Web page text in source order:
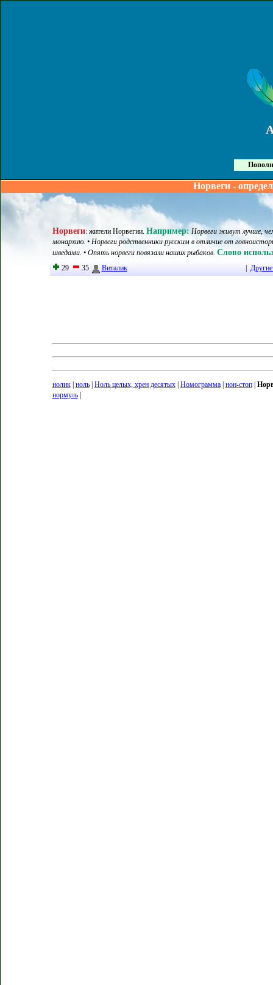
Норвеги -
Норвеги: жители Норвегии. Например: Норвеги живут лучше,
монархию. • Норвеги родственники русским в отличие от
шведами. • Опять норвеги повязали наших рыбаков. Слово
29 35 Виталик
нолик| ноль| Ноль целых, хрен десятых| Номограмма| нон-стоп|
нормуль|